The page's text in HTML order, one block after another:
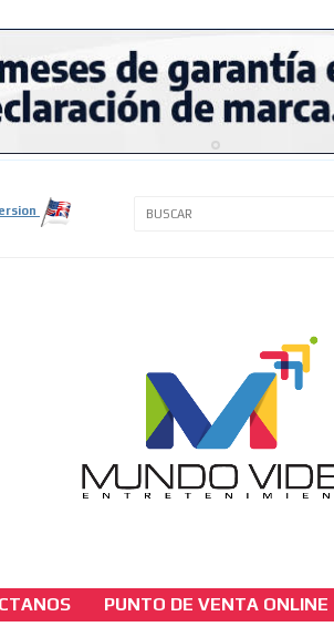
PUNTO DE VENTA ONLINE